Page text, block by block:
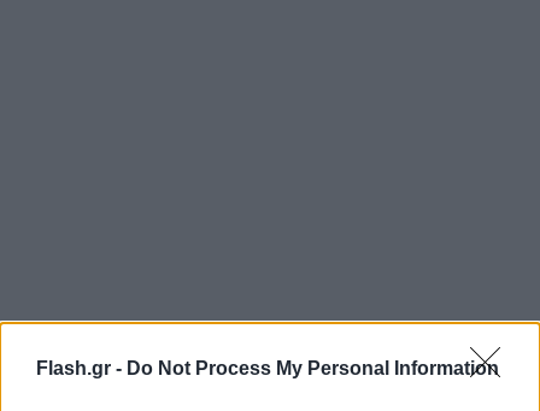
Flash.gr - Do Not Process My Personal Information